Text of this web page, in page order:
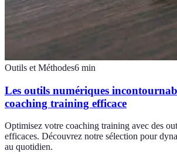
Outils et Méthodes6 min
Les outils numériques
coaching training efficace
Optimisez votre coaching training avec des
efficaces. Découvrez notre sélection pour
au quotidien.